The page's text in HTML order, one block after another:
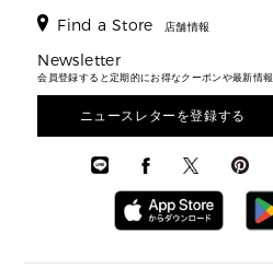
ウェア
アクセサ
アクセサ
メンズ バ
メンズ 財布
メンズ シュ
メンズ ウ
メンズ 時計
▶ メンズす
メンズ財布
メンズアクセ
メンズウ
トラベ
3 IN 1 / 2 IN 1
▶ メンズす
▶ メンズす
▶ メンズす
▶ メンズす
▶ バッグす
通勤・通学ア
3 IN 1 バ
ミニ財布・フラグ
財布・
時計・ジュ
アクセサ
エディターレ
Find a Store 店舗情報
Newsletter
会員登録すると定期的にお得なクーポンや最新情
ニュースレターを登録する